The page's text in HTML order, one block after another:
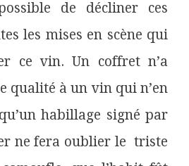
de décliner ces
les mises en scène qui
ce vin. Un coffret n’a
qualité à un vin qui n’en
habillage signé par
ne fera oublier le triste